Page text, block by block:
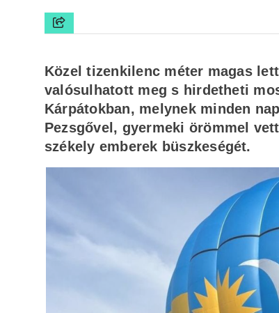
Közel tizenkilenc méter magas
valósulhatott meg s hirdetheti
Kárpátokban, melynek minden
Pezsgővel, gyermeki örömmel
székely emberek büszkeségét.